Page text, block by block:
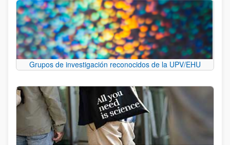
Grupos de investigación reconocidos de la UPV/EHU